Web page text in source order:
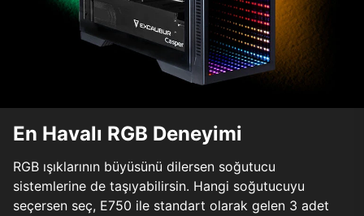
En Havalı RGB Deneyimi
RGB ışıklarının büyüsünü dilersen soğutucu
sistemlerine de taşıyabilirsin. Hangi soğutucuyu
seçersen seç, E750 ile standart olarak gelen 3 adet